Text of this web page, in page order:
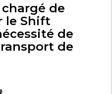
de
le Shift
de
de